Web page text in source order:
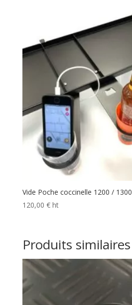
Vide Poche coccinelle 1200 / 1300
120,00 € ht
Produits similaires